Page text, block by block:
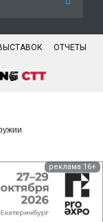
ОТЧЕТЫ
реклама 16+